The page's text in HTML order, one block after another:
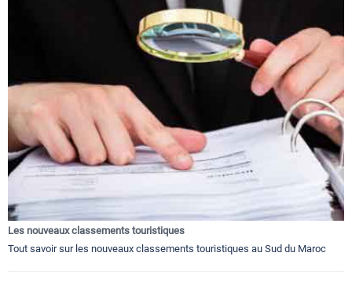
Les nouveaux classements touristiques
Tout savoir sur les nouveaux classements touristiques au Sud du Maroc